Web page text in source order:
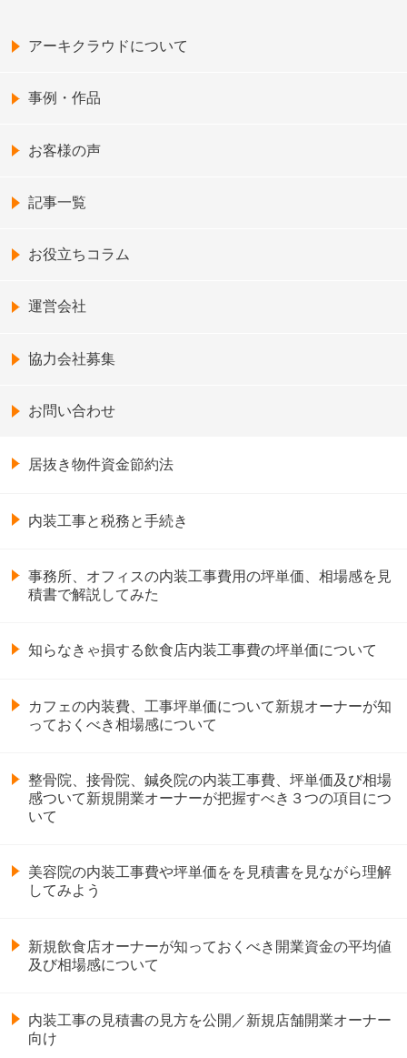
アーキクラウドについて
事例・作品
お客様の声
記事一覧
お役立ちコラム
運営会社
協力会社募集
お問い合わせ
居抜き物件資金節約法
内装工事と税務と手続き
事務所、オフィスの内装工事費用の坪単価、相場感を見
積書で解説してみた
知らなきゃ損する飲食店内装工事費の坪単価について
カフェの内装費、工事坪単価について新規オーナーが知
っておくべき相場感について
整骨院、接骨院、鍼灸院の内装工事費、坪単価及び相場
感ついて新規開業オーナーが把握すべき３つの項目につ
いて
美容院の内装工事費や坪単価をを見積書を見ながら理解
してみよう
新規飲食店オーナーが知っておくべき開業資金の平均値
及び相場感について
内装工事の見積書の見方を公開／新規店舗開業オーナー
向け